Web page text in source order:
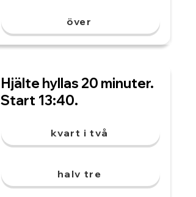
över
Hjälte hyllas 20 minuter.
Start 13:40.
kvart i två
halv tre